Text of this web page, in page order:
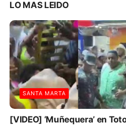
LO MAS LEIDO
SANTA MARTA
[VIDEO] ‘Muñequera’ en